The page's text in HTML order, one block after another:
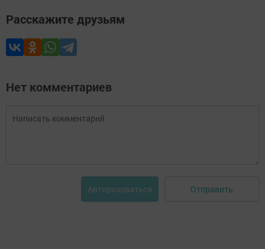
Расскажите друзьям
Нет комментариев
Авторизоваться Отправить